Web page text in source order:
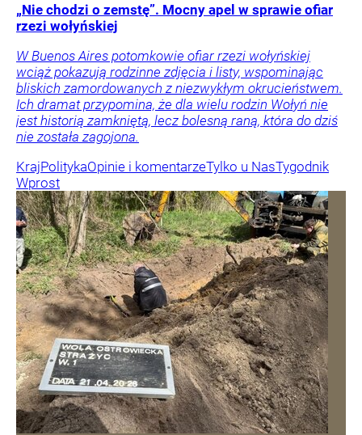
„Nie chodzi o zemstę”. Mocny apel w sprawie ofiar
rzezi wołyńskiej
W Buenos Aires potomkowie ofiar rzezi wołyńskiej
wciąż pokazują rodzinne zdjęcia i listy, wspominając
bliskich zamordowanych z niezwykłym okrucieństwem.
Ich dramat przypomina, że dla wielu rodzin Wołyń nie
jest historią zamkniętą, lecz bolesną raną, która do dziś
nie została zagojona.
KrajPolitykaOpinie i komentarzeTylko u NasTygodnik
Wprost